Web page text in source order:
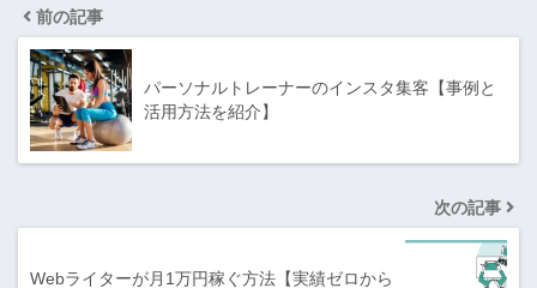
前の記事
パーソナルトレーナーのインスタ集客【事例と
活用方法を紹介】
次の記事
Webライターが月1万円稼ぐ方法【実績ゼロから